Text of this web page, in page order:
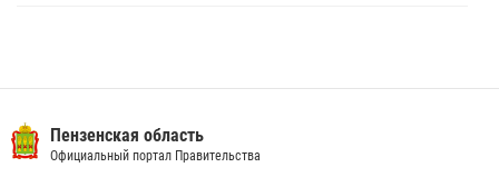
Военнослужащие Росгвардии в Заречном приняли участие в
просветительской лекции Общества «Знание»
Пензенская область
Официальный портал Правительства